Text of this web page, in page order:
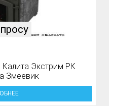
Калита Экстрим РК
Змеевик